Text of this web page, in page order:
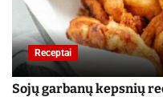
Receptai
Sojų garbanų kepsnių